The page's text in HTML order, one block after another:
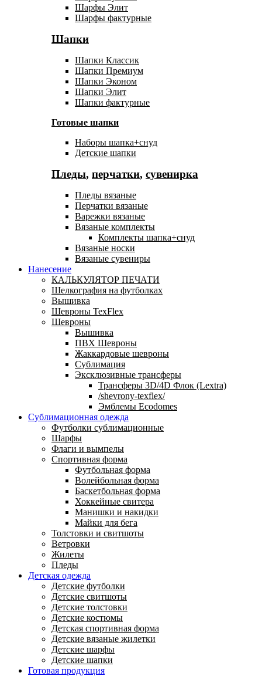
Шарфы Элит
Шарфы фактурные
Шапки
Шапки Классик
Шапки Премиум
Шапки Эконом
Шапки Элит
Шапки фактурные
Готовые шапки
Наборы шапка+снуд
Детские шапки
Пледы, перчатки, сувенирка
Пледы вязаные
Перчатки вязаные
Варежки вязаные
Вязаные комплекты
Комплекты шапка+снуд
Вязаные носки
Вязаные сувениры
Нанесение
КАЛЬКУЛЯТОР ПЕЧАТИ
Шелкография на футболках
Вышивка
Шевроны TexFlex
Шевроны
Вышивка
ПВХ Шевроны
Жаккардовые шевроны
Сублимация
Эксклюзивные трансферы
Трансферы 3D/4D Флок (Lextra)
/shevrony-texflex/
Эмблемы Ecodomes
Сублимационная одежда
Футболки сублимационные
Шарфы
Флаги и вымпелы
Спортивная форма
Футбольная форма
Волейбольная форма
Баскетбольная форма
Хоккейные свитера
Манишки и накидки
Майки для бега
Толстовки и свитшоты
Ветровки
Жилеты
Пледы
Детская одежда
Детские футболки
Детские свитшоты
Детские толстовки
Детские костюмы
Детская спортивная форма
Детские вязаные жилетки
Детские шарфы
Детские шапки
Готовая продукция